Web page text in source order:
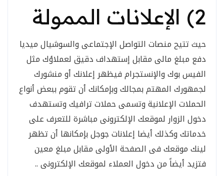
2) الإعلانات الممولة
حيث تتيح منصات التواصل الإجتماعى والسوشيال ميديا
دفع مبلغ مالى مقابل إستهداف دقيق لعملاؤك مثل
الفيس بوك والإنستجرام فيظهر إعلانك أو منشورك
لجمهورك المهتم بمجالك وبإمكانك أن تقوم ببعض أنواع
الحملات الإعلانية وتسمى حملات ترافيك وتستهدف
دخول الزوار لموقعك الإلكترونى مباشرة للتعرف على
خدماتك وكذلك أيضا إعلانات جوجل بإمكانها أن تظهر
لينك موقعك فى الصفحة الأولى مقابل مبلغ معين
فتزيد أيضاً من دخول العملاء لموقعك الإلكترونى ..